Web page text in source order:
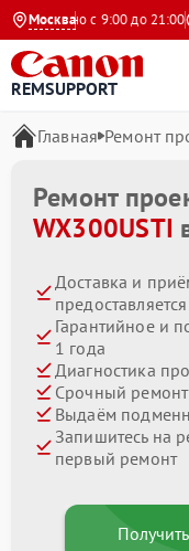
Москвас 9:00 до 21:00
REMSUPPORT
Главная Ремонт
Ремонт
WX300USTI
Доставка и
Гарантийное и
1 года
Диагностика
Срочный ремонт
Выдаём
Запишитесь на
первый ремонт